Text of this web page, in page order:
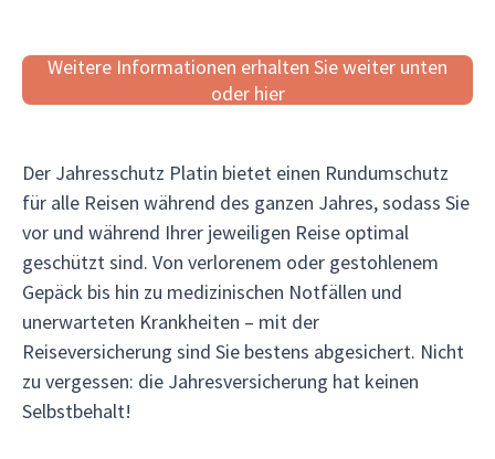
Weitere Informationen erhalten Sie weiter unten
oder hier
Der Jahresschutz Platin bietet einen Rundumschutz
für alle Reisen während des ganzen Jahres, sodass Sie
vor und während Ihrer jeweiligen Reise optimal
geschützt sind. Von verlorenem oder gestohlenem
Gepäck bis hin zu medizinischen Notfällen und
unerwarteten Krankheiten – mit der
Reiseversicherung sind Sie bestens abgesichert. Nicht
zu vergessen: die Jahresversicherung hat keinen
Selbstbehalt!